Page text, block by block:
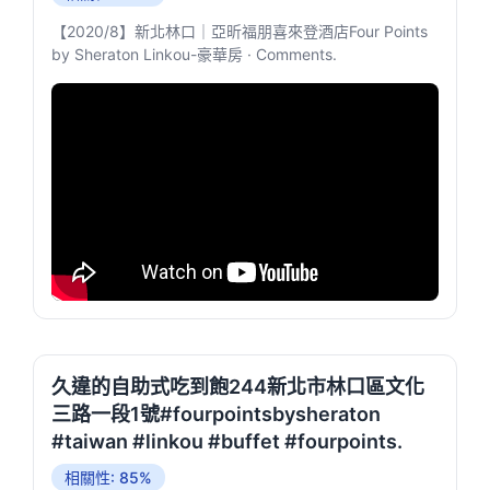
【2020/8】新北林口｜亞昕福朋喜來登酒店Four Points
by Sheraton Linkou-豪華房 · Comments.
久違的自助式吃到飽244新北市林口區文化
三路一段1號#fourpointsbysheraton
#taiwan #linkou #buffet #fourpoints.
相關性: 85%